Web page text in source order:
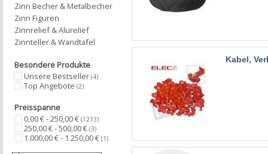
Kabel,
Zinn Becher & Metalbecher
Zinn Figuren
Zinnrelief & Alurelief
Zinnteller & Wandtafel
Besondere Produkte
Unsere Bestseller (4)
Top Angebote (2)
Preisspanne
0,00 € - 250,00 € (1213)
250,00 € - 500,00 € (3)
1.000,00 € - 1.250,00 € (1)